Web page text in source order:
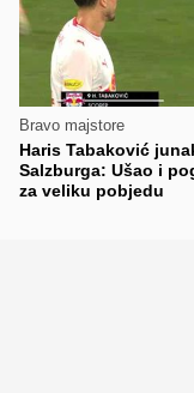
Bravo majstore
Haris Tabaković
Salzburga: Ušao i
za veliku pobjedu